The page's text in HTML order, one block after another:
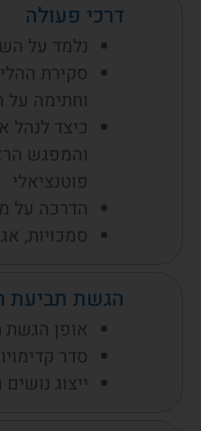
דרכי פעולה
נלמד על
סקירת
וחתימה
כיצד
והמפגש
פוטנציאלי
הדרכה על
סמכויות,
הגשת תביעת
אופן הגשת
סדר
ייצוג